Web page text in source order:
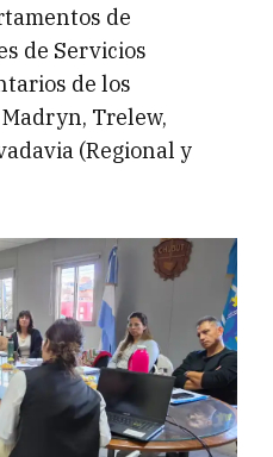
de
de Servicios
de los
Trelew,
(Regional y